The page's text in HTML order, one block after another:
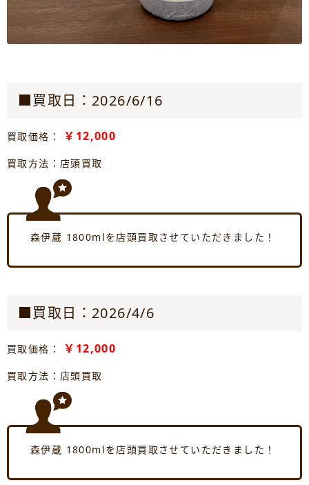
■買取日：2026/6/16
買取価格： ￥12,000
買取方法：店頭買取
森伊蔵 1800mlを店頭買取させていただきました！
■買取日：2026/4/6
買取価格： ￥12,000
買取方法：店頭買取
森伊蔵 1800mlを店頭買取させていただきました！